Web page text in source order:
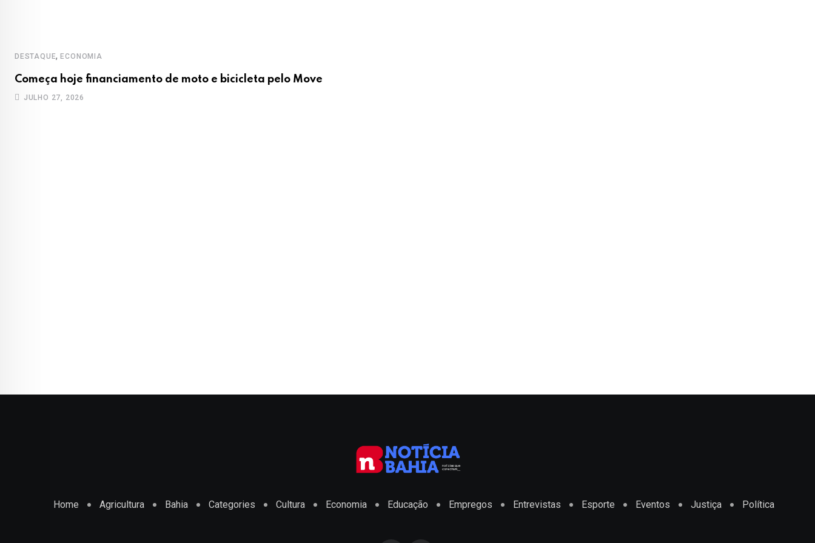
DESTAQUE,ECONOMIA
Começa hoje financiamento de moto e bicicleta pelo Move
JULHO 27, 2026
Home Agricultura Bahia Categories Cultura Economia Educação Empregos Entrevistas Esporte Eventos Justiça Política